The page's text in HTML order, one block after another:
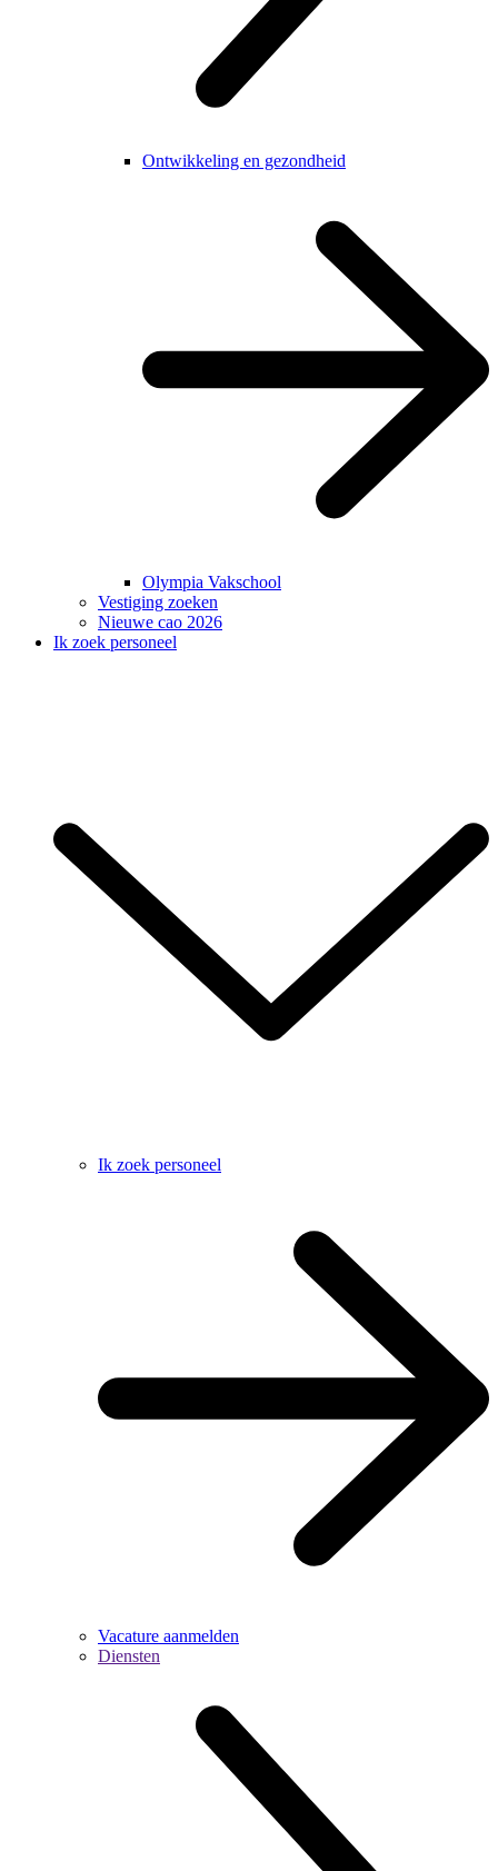
Ontwikkeling en gezondheid
Olympia Vakschool
Vestiging zoeken
Nieuwe cao 2026
Ik zoek personeel
Ik zoek personeel
Vacature aanmelden
Diensten